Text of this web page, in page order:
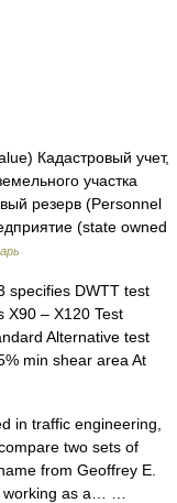
Кадастровый учет,
участка
резерв (Personnel
(state owned
specifies DWTT test
X90 – X120 Test
Alternative test
min shear area At
in traffic engineering,
two sets of
from Geoffrey E.
working as a… …